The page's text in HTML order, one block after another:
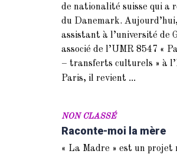
de nationalité suisse qui a
du Danemark.
assistant à l’université de
associé de l’UMR 8547 «
– transferts culturels » à
Paris, il revient ...
NON CLASSÉ
Raconte-moi la mère
« La Madre » est un projet